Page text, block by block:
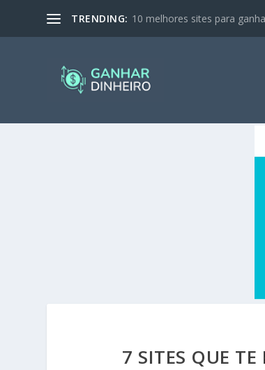
TRENDING: 10 melhores sites para
7 SITES QUE TE